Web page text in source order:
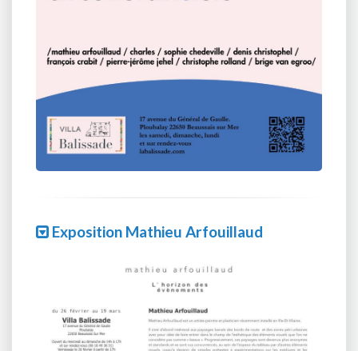
Exposition Mathieu Arfouillaud